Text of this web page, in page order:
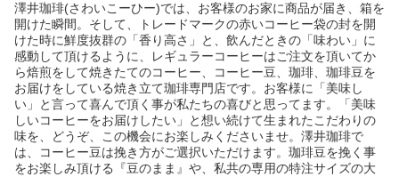
澤井珈琲(さわいこーひー)では、お客様のお家に商品が届き、箱を
開けた瞬間。そして、トレードマークの赤いコーヒー袋の封を開
けた時に鮮度抜群の「香り高さ」と、飲んだときの「味わい」に
感動して頂けるように、レギュラーコーヒーはご注文を頂いてか
ら焙煎をして焼きたてのコーヒー、コーヒー豆、珈琲、珈琲豆を
お届けをしている焼き立て珈琲専門店です。お客様に「美味し
い」と言って喜んで頂く事が私たちの喜びと思ってます。「美味
しいコーヒーをお届けしたい」と想い続けて生まれたこだわりの
味を、どうぞ、この機会にお楽しみくださいませ。澤井珈琲で
は、コーヒー豆は挽き方がご選択いただけます。珈琲豆を挽く事
をお楽しみ頂ける『豆のまま』や、私共の専用の特注サイズの大